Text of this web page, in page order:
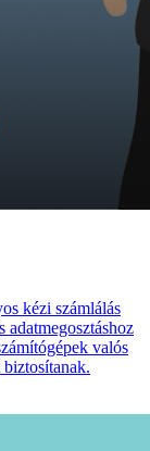
kézi számlálás
adatmegosztáshoz
valós